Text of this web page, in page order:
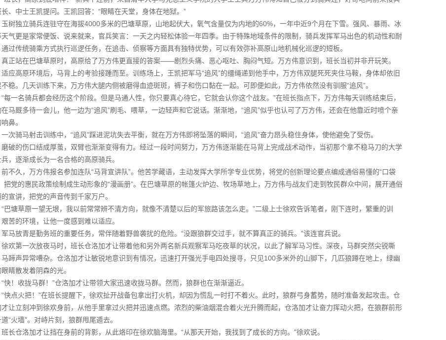
长、中士王凯提问。王凯回答：“眼睛在天堂，身体在地狱。”
玉树独立骑兵连驻守在海拔4000多米的巴塘草原，山地起伏大，氧气含量仅为内地的60%，一年中近9个月在下雪。强风、暴雨、冰
天气更是家常便饭、说来就来，官兵笑言：一天之内轻松体验一年四季。由于特殊地域条件的限制，骑兵发挥军马出色的机动性和耐
通过传统骑乘方式执行巡逻任务，在追击、侦察等方面具有独特优势，可以有效弥补高原山地机械化巡逻的短板。
真正站在巴塘草原时，高原给了万方伟更直接的答案——剧烈头痛、恶心呕吐、胸闷气短。万方伟意识到，班长当初并非开玩笑。
适应高原环境后，马背上的考验接踵而至。训练场上，王凯把军马“追风”的缰绳递到他手中，万方伟双腿死死夹住马鞍，身体却依旧
稳。几天训练下来，万方伟大腿内侧被磨得血迹斑斑，裤子和伤口黏在一起。可即便如此，万方伟依然没有驯服“追风”。
“每一名骑兵都会经历这个阶段。但是马通人性，你只要真心待它，它就会认你这个战友。”在班长指点下，万方伟每天训练结束后，
在马厩多待一会儿，他一边为“追风”刷毛、喂草，一边轻声和它说话。渐渐地，“追风”似乎也认可了万方伟，还会在他靠近时喷个亲
鼻。
一次骑马射击训练中，“追风”踩进泥坑失去平衡，就在万方伟即将坠落的瞬间，“追风”奋力昂头稳住身体，使他避免了受伤。
磨破的伤口结成厚茧，双臂也渐渐变得有力。经过一段时间努力，万方伟逐渐能在马背上完成战术动作，当初那个拿不稳马刀的大学
兵，逐渐成长为一名合格的高原骑兵。
前不久，万方伟报名参加连队“马背宣讲队”。他苦学藏语，主动发挥大学所学专业优势，将党的创新理论要点编成通俗易懂的“口袋
把党的惠民政策绘制成生动形象的“漫画册”。在巴塘草原的帐篷火炉边、牧场草地上，万方伟与战友们走到牧民群众中间，展开通俗
的宣讲，把党的声音传到千家万户。
“巴塘草原一望无垠，我以前常常辨不清方向，就像不清楚以后的军旅路该怎么走。”二级上士徐欢告诉笔者，刚下连时，繁重的训
苦的环境，让他一度感到难以适应。
军马放青是勤务班的重要任务，常伴随着野兽袭扰的危险。“没跟狼群交过手，就不算真正的骑兵。”该连官兵说。
徐欢第一次放夜马时，班长仓洛加才让带着他和另外两名新兵观察军马吃夜草的状况，以此了解军马习性。深夜，马群突然尖锐嘶
马蹄声异常嘈杂。仓洛加才让敏锐地意识到有情况，迅速打开强光手电四处搜寻，只见100多米外的山脚下，几匹狼蹲在地上，绿幽
睛散发着阴森的光。
“快！收拢马群！”仓洛加才让带领大家迅速收拢马群。然而，狼群也在渐渐逼近。
“快点火把！”在班长提醒下，徐欢扯开战备包拿出打火机，却因为慌乱一时打不着火。此时，狼群弓身蓄势，随时准备发起攻击。仓
才让立刻冲到徐欢身前，从他手里拿过火把并迅速点燃。浓烈的柴油烟混合着火光升腾而起，仓洛加才让奋力挥动火把，在狼群前形
“火墙”。对峙片刻，狼群甩尾遁去。
班长仓洛加才让挡在身前的背影，从此烙印在徐欢脑海里。“从那天开始，我找到了成长的方向。”徐欢说。